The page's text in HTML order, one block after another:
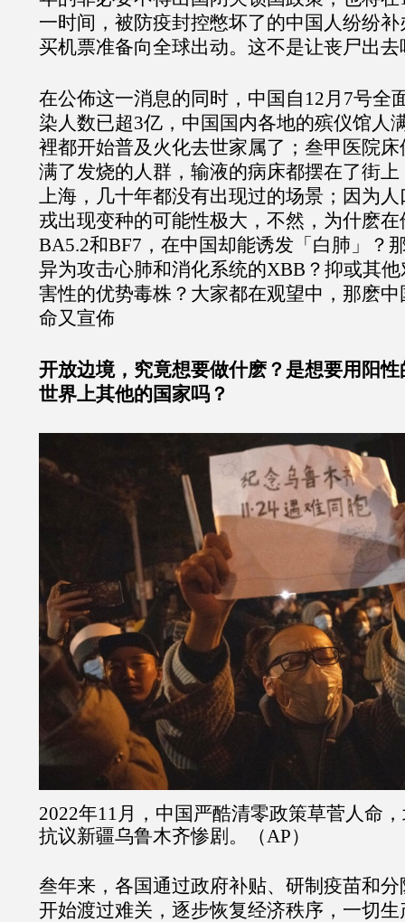
一时间，被防疫封控憋坏了的中国人纷纷
买机票准备向全球出动。这不是让丧尸出
在公佈这一消息的同时，中国自12月7号全
染人数已超3亿，中国国内各地的殡仪馆人
裡都开始普及火化去世家属了；叁甲医院
满了发烧的人群，输液的病床都摆在了街
上海，几十年都没有出现过的场景；因为
戎出现变种的可能性极大，不然，为什麽
BA5.2和BF7，在中国却能诱发「白肺」？
异为攻击心肺和消化系统的XBB？抑或其
害性的优势毒株？大家都在观望中，那麽
命又宣佈
开放边境，究竟想要做什麽？是想要用阳
世界上其他的国家吗？
2022年11月，中国严酷清零政策草菅人命
抗议新疆乌鲁木齐惨剧。（AP）
叁年来，各国通过政府补贴、研制疫苗和
开始渡过难关，逐步恢复经济秩序，一切